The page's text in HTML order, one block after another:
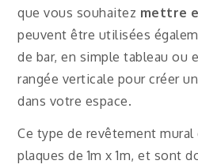
que vous souhaitez mettre
peuvent être utilisées
de bar, en simple tableau ou
rangée verticale pour créer
dans votre espace.
Ce type de revêtement mural
plaques de 1m x 1m, et sont